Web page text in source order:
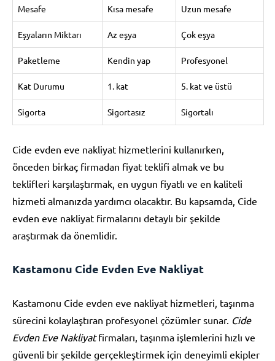
Mesafe Kısa mesafe Uzun mesafe
Eşyaların Miktarı Az eşya Çok eşya
Paketleme Kendin yap Profesyonel
Kat Durumu 1. kat 5. kat ve üstü
Sigorta Sigortasız Sigortalı
Cide evden eve nakliyat hizmetlerini kullanırken,
önceden birkaç firmadan fiyat teklifi almak ve bu
teklifleri karşılaştırmak, en uygun fiyatlı ve en kaliteli
hizmeti almanızda yardımcı olacaktır. Bu kapsamda, Cide
evden eve nakliyat firmalarını detaylı bir şekilde
araştırmak da önemlidir.
Kastamonu Cide Evden Eve Nakliyat
Kastamonu Cide evden eve nakliyat hizmetleri, taşınma
sürecini kolaylaştıran profesyonel çözümler sunar. Cide
Evden Eve Nakliyatfirmaları, taşınma işlemlerini hızlı ve
güvenli bir şekilde gerçekleştirmek için deneyimli ekipler